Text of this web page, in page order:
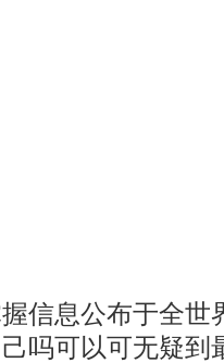
信息公布于全世
吗可以可无疑到